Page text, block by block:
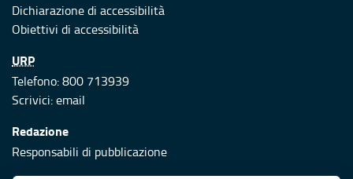
Dichiarazione di accessibilità
Obiettivi di accessibilità
URP
Telefono: 800 713939
Scrivici:email
Redazione
Responsabili di pubblicazione